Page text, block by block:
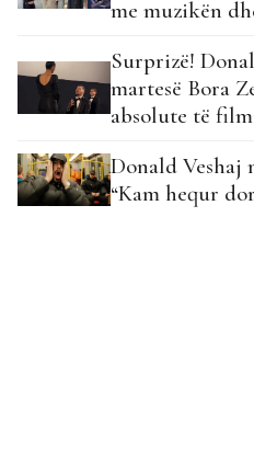
me muzikën
Surprizë!
martesë Bora
absolute të
Donald
“Kam hequr